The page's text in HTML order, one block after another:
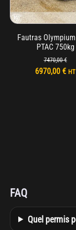
Fautras
PTAC 750kg
7470,00€
Le
6970,00 €Le
HT
FAQ
Quel permis